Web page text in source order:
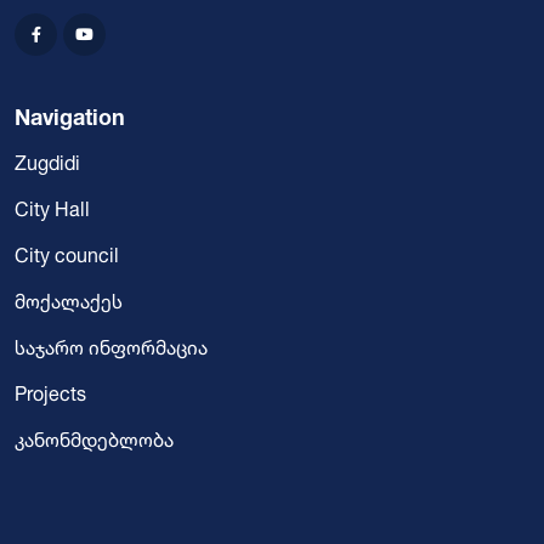
Navigation
Zugdidi
City Hall
City council
მოქალაქეს
საჯარო ინფორმაცია
Projects
კანონმდებლობა